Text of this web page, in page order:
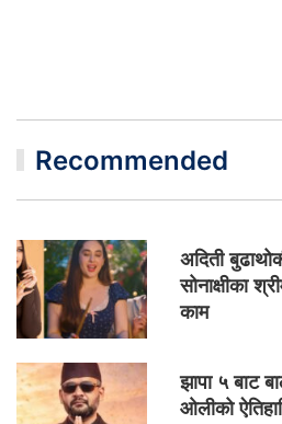
Recommended
अदिती
सोनाक्षीका
काम
झापा ५ बाट
ओलीको